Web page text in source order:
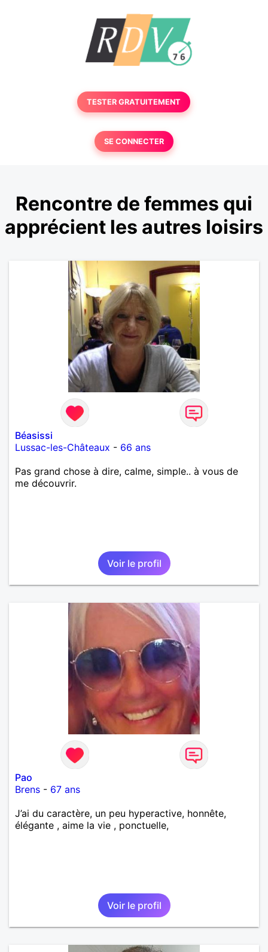
TESTER GRATUITEMENT
SE CONNECTER
Rencontre de femmes qui
apprécient les autres loisirs
Béasissi
Lussac-les-Châteaux - 66 ans
Pas grand chose à dire, calme, simple.. à vous de
me découvrir.
Voir le profil
Pao
Brens - 67 ans
J’ai du caractère, un peu hyperactive, honnête,
élégante , aime la vie , ponctuelle,
Voir le profil